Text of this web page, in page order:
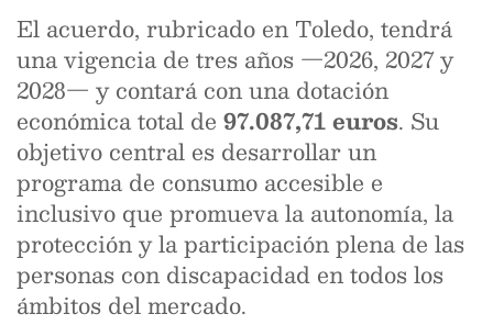
El acuerdo, rubricado en Toledo, tendrá
una vigencia de tres años —2026, 2027 y
2028— y contará con una dotación
económica total de 97.087,71 euros. Su
objetivo central es desarrollar un
programa de consumo accesible e
inclusivo que promueva la autonomía, la
protección y la participación plena de las
personas con discapacidad en todos los
ámbitos del mercado.